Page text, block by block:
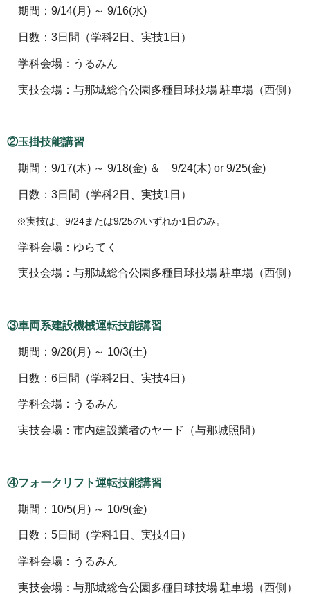
期間：9/14(月) ～ 9/16(水)
日数：3日間（学科2日、実技1日）
学科会場：うるみん
実技会場：与那城総合公園多種目球技場 駐車場（西側）
②玉掛技能講習
期間：9/17(木) ～ 9/18(金) ＆ 9/24(木) or 9/25(金)
日数：3日間（学科2日、実技1日）
※実技は、9/24または9/25のいずれか1日のみ。
学科会場：ゆらてく
実技会場：与那城総合公園多種目球技場 駐車場（西側）
③車両系建設機械運転技能講習
期間：9/28(月) ～ 10/3(土)
日数：6日間（学科2日、実技4日）
学科会場：うるみん
実技会場：市内建設業者のヤード（与那城照間）
④フォークリフト運転技能講習
期間：10/5(月) ～ 10/9(金)
日数：5日間（学科1日、実技4日）
学科会場：うるみん
実技会場：与那城総合公園多種目球技場 駐車場（西側）